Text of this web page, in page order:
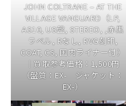
JOHN COLTRANE – AT THE
VILLAGE VANGUARD（LP,
AS10, US盤, STEREO, ,赤黒
ラベル, Rなし, RVG刻印,
COAT, CS, 国内ライナー付）
｜買取参考価格：1,500円
（盤質：EX- ジャケット：
EX-）